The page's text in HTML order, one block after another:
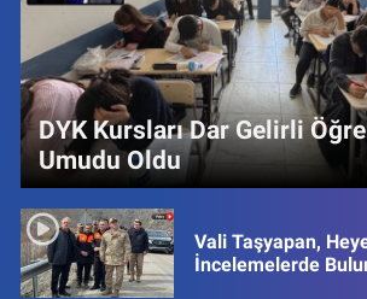
DYK Kursları Dar Gelirli
Umudu Oldu
Vali Taşyapan,
İncelemelerde